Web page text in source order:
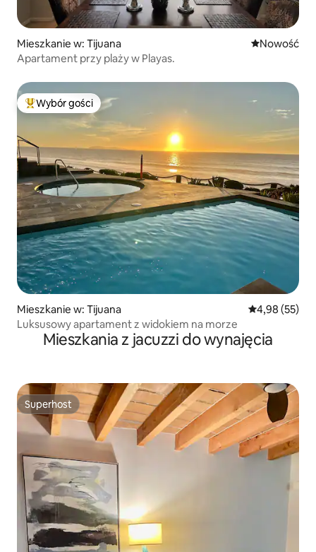
Mieszkanie w: Tijuana Nowe
Nowość
Apartament przy plaży w Playas.
Najpopularniejsze z kategorii Wybór gości
Wybór gości
Mieszkanie w: Tijuana Średnia
4,98 (55)
Luksusowy apartament z widokiem na morze
Mieszkania z jacuzzi do wynajęcia
Superhost
Superhost